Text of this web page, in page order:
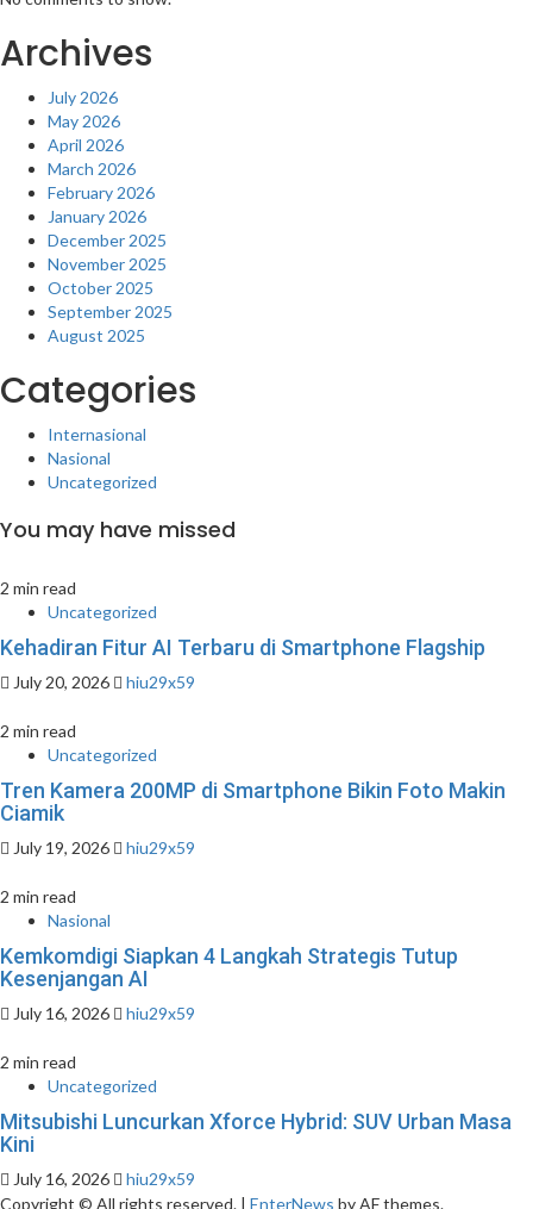
Archives
July 2026
May 2026
April 2026
March 2026
February 2026
January 2026
December 2025
November 2025
October 2025
September 2025
August 2025
Categories
Internasional
Nasional
Uncategorized
You may have missed
2 min read
Uncategorized
Kehadiran Fitur AI Terbaru di Smartphone Flagship
July 20, 2026 hiu29x59
2 min read
Uncategorized
Tren Kamera 200MP di Smartphone Bikin Foto Makin
Ciamik
July 19, 2026 hiu29x59
2 min read
Nasional
Kemkomdigi Siapkan 4 Langkah Strategis Tutup
Kesenjangan AI
July 16, 2026 hiu29x59
2 min read
Uncategorized
Mitsubishi Luncurkan Xforce Hybrid: SUV Urban Masa
Kini
July 16, 2026
hiu29x59
Copyright © All rights reserved.
EnterNews by AF themes.